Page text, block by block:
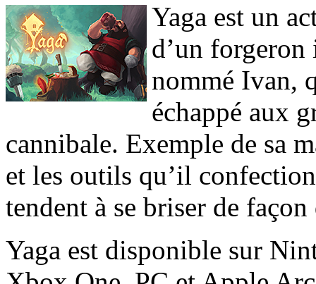
Yaga est un
d’un
nommé Ivan,
échappé aux
cannibale. Exemple de sa
et les outils qu’il
tendent à se briser de façon
Yaga est disponible sur